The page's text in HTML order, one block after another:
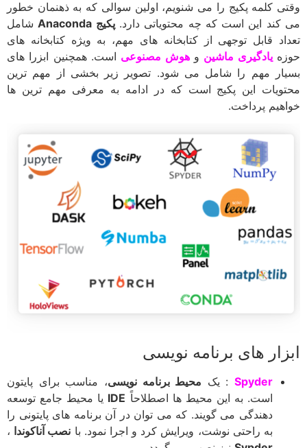
وقتی کلمه پکیج را می شنویم، اولین سوالی که به ذهنمان خطور
می کند این است که چه محتویاتی دارد.پکیج Anaconda
شامل
تعداد قابل توجهی از کتابخانه های مهم، به ویژه کتابخانه های
حوزهیادگیری ماشین وهوش مصنوعی است. همچنین ابزرا های
بسیار مهم را شامل می شود. تصویر زیر بخشی از مهم ترین
محتویات این پکیج است که در ادامه به معرفی مهم ترین ها
خواهیم پرداخت.
ابزار های برنامه نویسی
Spyder : یک محیط برنامه نویسی، مناسب برای پایتون
است. به این محیط ها اصطلاحاً IDE یا محیط جامع توسعه
دهندگی می گویند. که می توان در آن برنامه های پایتونی را
به راحتی نوشت، ویرایش کرد و اجرا نمود. با نصب آناکوندا ،